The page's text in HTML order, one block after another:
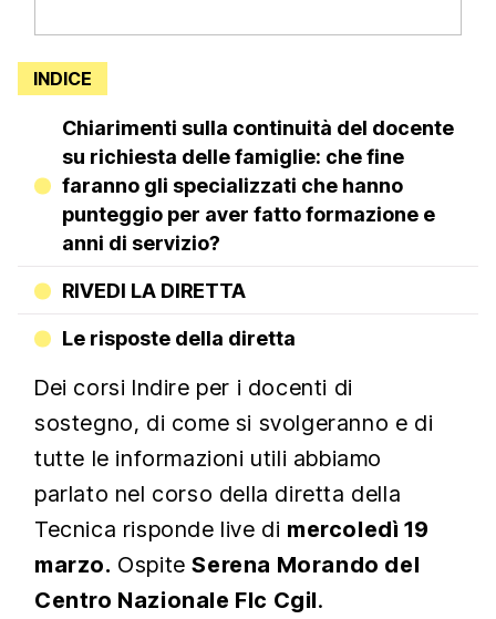
INDICE
Chiarimenti sulla continuità del docente
su richiesta delle famiglie: che fine
faranno gli specializzati che hanno
punteggio per aver fatto formazione e
anni di servizio?
RIVEDI LA DIRETTA
Le risposte della diretta
Dei corsi Indire per i docenti di
sostegno, di come si svolgeranno e di
tutte le informazioni utili abbiamo
parlato nel corso della diretta della
Tecnica risponde live di mercoledì 19
marzo. OspiteSerena Morando del
Centro Nazionale Flc Cgil.